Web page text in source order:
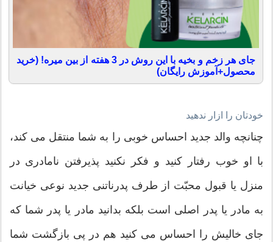
جای هر زخم و بخیه با این روش در 3 هفته از بین میره! (خرید
محصول+آموزش رایگان)
خودتان را ازار ندهید
چنانچه والد جدید احساس خوبی را به شما منتقل می کند،
با او خوب رفتار کنید و فکر نکنید پذیرفتن نا‌مادری در
منزل یا قبول محبّت از طرف پدرناتنی جدید نوعی خیانت
به مادر یا پدر اصلی است بلکه بدانید مادر یا پدر شما که
جای خالیش را احساس می کنید هم در پی بازگشت شما